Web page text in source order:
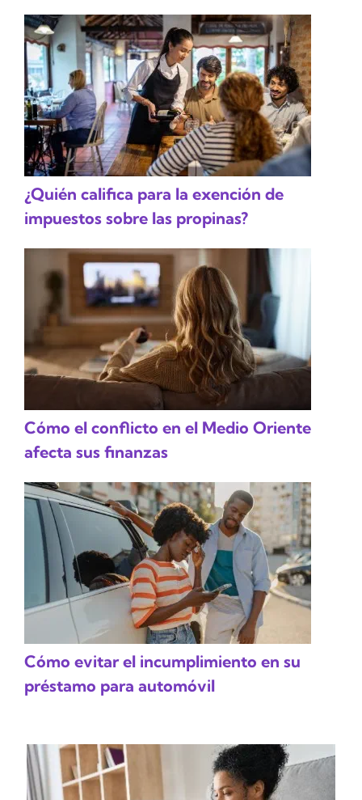
¿Quién califica para la exención de
impuestos sobre las propinas?
Cómo el conflicto en el Medio Oriente
afecta sus finanzas
Cómo evitar el incumplimiento en su
préstamo para automóvil